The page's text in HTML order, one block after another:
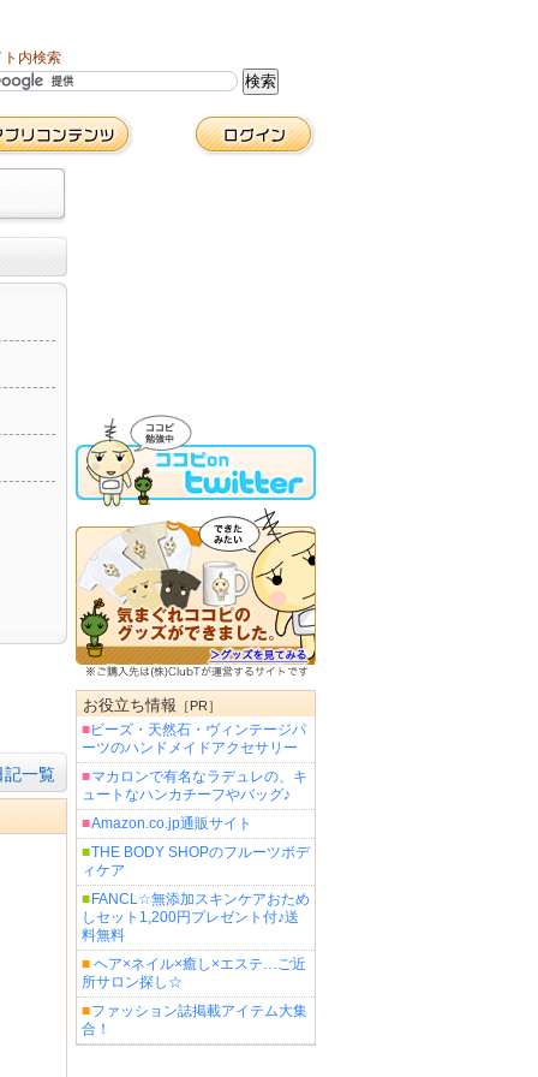
ト内検索
記一覧
お役立ち情報 ［PR］
■ビーズ・天然石・ヴィンテージパ
ーツのハンドメイドアクセサリー
■マカロンで有名なラデュレの、キ
ュートなハンカチーフやバッグ♪
■Amazon.co.jp通販サイト
■THE BODY SHOPのフルーツボデ
ィケア
■ FANCL☆無添加スキンケアおため
しセット1,200円プレゼント付♪送
料無料
■ ヘア×ネイル×癒し×エステ…ご近
所サロン探し☆
■ファッション誌掲載アイテム大集
合！